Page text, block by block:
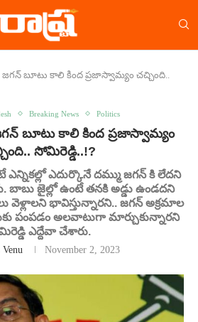
: జగన్ బూటు కాలి కింద ప్రజాస్వామ్యం చచ్చింది..
Breaking News Politics
బూటు కాలి కింద ప్రజాస్వామ్యం
సోమిరెడ్డి..!?
ఎదుర్కొనే దమ్ము జగన్ కి లేదని
బాబు జైల్లో ఉంటే తనకి అడ్డు ఉండదని
వెళ్లాలని భావిస్తున్నారని.. జగన్ అక్రమాల
పంపడం అలవాటుగా మార్చుకున్నారని
ఎద్దేవా చేశారు.
Venu November 2, 2023